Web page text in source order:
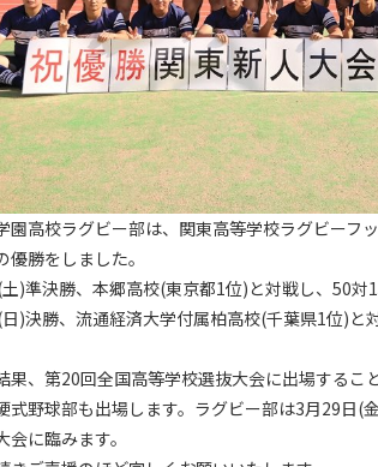
園高校ラグビー部は、関東高等学校ラグビーフ
優勝をしました。
)準決勝、本郷高校(東京都1位)と対戦し、50対
)決勝、流通経済大学付属柏高校(千葉県1位)と
果、第20回全国高等学校選抜大会に出場するこ
式野球部も出場します。ラグビー部は3月29日(
会に臨みます。